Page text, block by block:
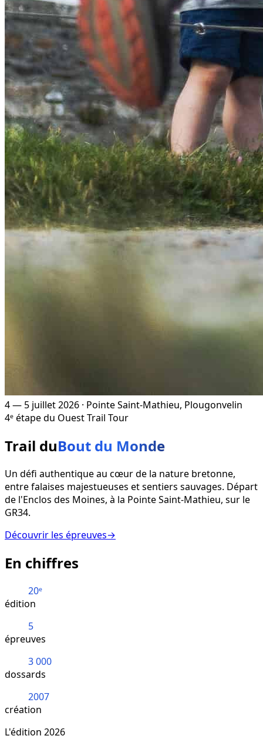
4 — 5 juillet 2026 · Pointe Saint-Mathieu, Plougonvelin
4ᵉ étape du Ouest Trail Tour
Trail duBout du Monde
Un défi authentique au cœur de la nature bretonne,
entre falaises majestueuses et sentiers sauvages. Départ
de l'Enclos des Moines, à la Pointe Saint-Mathieu, sur le
GR34.
Découvrir les épreuves→
En chiffres
20ᵉ
édition
5
épreuves
3 000
dossards
2007
création
L'édition 2026